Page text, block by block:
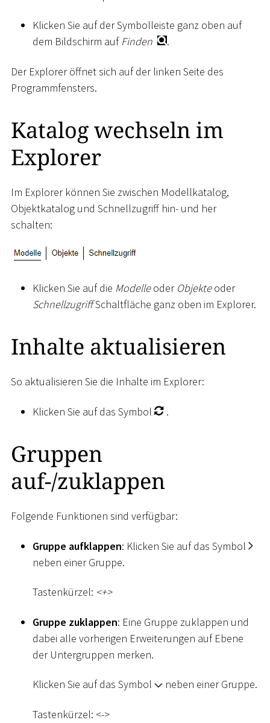
Klicken Sie auf der Symbolleiste ganz oben auf
dem Bildschirm aufFinden .
Der Explorer öffnet sich auf der linken Seite des
Programmfensters.
Katalog wechseln im
Explorer
Im Explorer können Sie zwischen Modellkatalog,
Objektkatalog und Schnellzugriff hin- und her
schalten:
Klicken Sie auf die Modelleoder Objekteoder
SchnellzugriffSchaltfläche ganz oben im Explorer.
Inhalte aktualisieren
So aktualisieren Sie die Inhalte im Explorer:
Klicken Sie auf das Symbol .
Gruppen
auf-/zuklappen
Folgende Funktionen sind verfügbar:
Gruppe aufklappen: Klicken Sie auf das Symbol
neben einer Gruppe.
Tastenkürzel: <+>
Gruppe zuklappen: Eine Gruppe zuklappen und
dabei alle vorherigen Erweiterungen auf Ebene
der Untergruppen merken.
Klicken Sie auf das Symbol neben einer Gruppe.
Tastenkürzel: <->